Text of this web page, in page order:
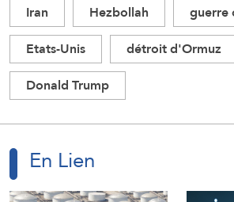
Iran
Hezbollah
guerre
Etats-Unis
détroit d'Ormuz
Donald Trump
En Lien